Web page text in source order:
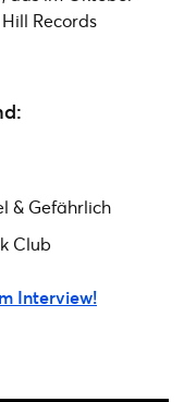
Records
& Gefährlich
Club
Interview!